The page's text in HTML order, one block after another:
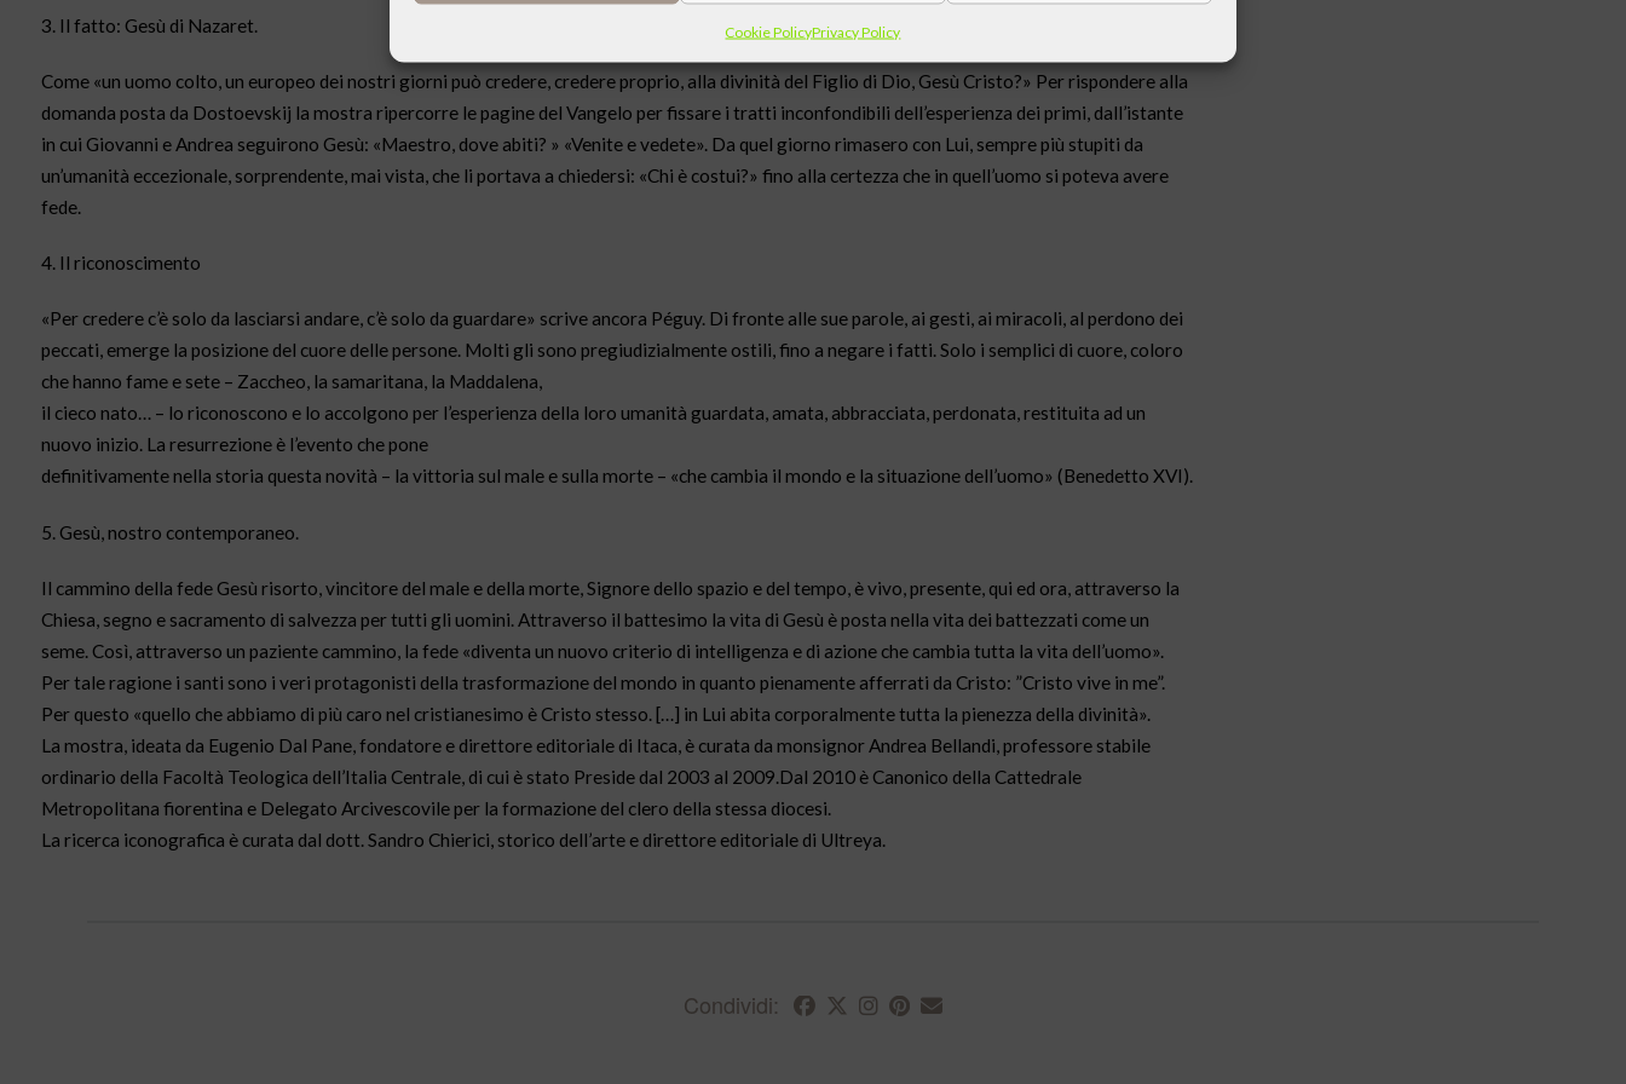
Cookie PolicyPrivacy Policy
3. Il fatto: Gesù di Nazaret.
Come «un uomo colto, un europeo dei nostri giorni può credere, credere proprio, alla divinità del Figlio di Dio, Gesù Cristo?» Per rispondere alla
domanda posta da Dostoevskij la mostra ripercorre le pagine del Vangelo per fissare i tratti inconfondibili dell’esperienza dei primi, dall’istante
in cui Giovanni e Andrea seguirono Gesù: «Maestro, dove abiti? » «Venite e vedete». Da quel giorno rimasero con Lui, sempre più stupiti da
un’umanità eccezionale, sorprendente, mai vista, che li portava a chiedersi: «Chi è costui?» fino alla certezza che in quell’uomo si poteva avere
fede.
4. Il riconoscimento
«Per credere c’è solo da lasciarsi andare, c’è solo da guardare» scrive ancora Péguy. Di fronte alle sue parole, ai gesti, ai miracoli, al perdono dei
peccati, emerge la posizione del cuore delle persone. Molti gli sono pregiudizialmente ostili, fino a negare i fatti. Solo i semplici di cuore, coloro
che hanno fame e sete – Zaccheo, la samaritana, la Maddalena,
il cieco nato… – lo riconoscono e lo accolgono per l’esperienza della loro umanità guardata, amata, abbracciata, perdonata, restituita ad un
nuovo inizio. La resurrezione è l’evento che pone
definitivamente nella storia questa novità – la vittoria sul male e sulla morte – «che cambia il mondo e la situazione dell’uomo» (Benedetto XVI).
5. Gesù, nostro contemporaneo.
Il cammino della fede Gesù risorto, vincitore del male e della morte, Signore dello spazio e del tempo, è vivo, presente, qui ed ora, attraverso la
Chiesa, segno e sacramento di salvezza per tutti gli uomini. Attraverso il battesimo la vita di Gesù è posta nella vita dei battezzati come un
seme. Così, attraverso un paziente cammino, la fede «diventa un nuovo criterio di intelligenza e di azione che cambia tutta la vita dell’uomo».
Per tale ragione i santi sono i veri protagonisti della trasformazione del mondo in quanto pienamente afferrati da Cristo: ”Cristo vive in me”.
Per questo «quello che abbiamo di più caro nel cristianesimo è Cristo stesso. […] in Lui abita corporalmente tutta la pienezza della divinità».
La mostra, ideata da Eugenio Dal Pane, fondatore e direttore editoriale di Itaca, è curata da monsignor Andrea Bellandi, professore stabile
ordinario della Facoltà Teologica dell’Italia Centrale, di cui è stato Preside dal 2003 al 2009.Dal 2010 è Canonico della Cattedrale
Metropolitana fiorentina e Delegato Arcivescovile per la formazione del clero della stessa diocesi.
La ricerca iconografica è curata dal dott. Sandro Chierici, storico dell’arte e direttore editoriale di Ultreya.
Condividi: